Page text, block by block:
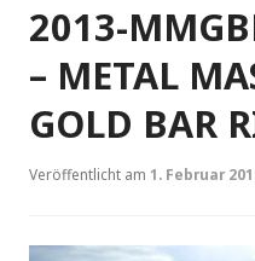
2013-
– METAL
GOLD BAR
Veröffentlicht am 1. Februar